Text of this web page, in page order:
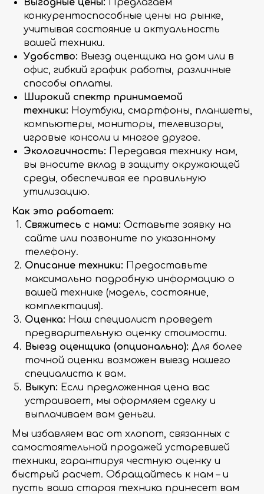
Выгодные цены: Предлагаем
конкурентоспособные цены на рынке,
учитывая состояние и актуальность
вашей техники.
Удобство: Выезд оценщика на дом или в
офис, гибкий график работы, различные
способы оплаты.
Широкий спектр принимаемой
техники: Ноутбуки, смартфоны, планшеты,
компьютеры, мониторы, телевизоры,
игровые консоли и многое другое.
Экологичность: Передавая технику нам,
вы вносите вклад в защиту окружающей
среды, обеспечивая ее правильную
утилизацию.
Как это работает:
Свяжитесь с нами: Оставьте заявку на
сайте или позвоните по указанному
телефону.
Описание техники: Предоставьте
максимально подробную информацию о
вашей технике (модель, состояние,
комплектация).
Оценка: Наш специалист проведет
предварительную оценку стоимости.
Выезд оценщика (опционально): Для более
точной оценки возможен выезд нашего
специалиста к вам.
Выкуп: Если предложенная цена вас
устраивает, мы оформляем сделку и
выплачиваем вам деньги.
Мы избавляем вас от хлопот, связанных с
самостоятельной продажей устаревшей
техники, гарантируя честную оценку и
быстрый расчет. Обращайтесь к нам – и
пусть ваша старая техника принесет вам